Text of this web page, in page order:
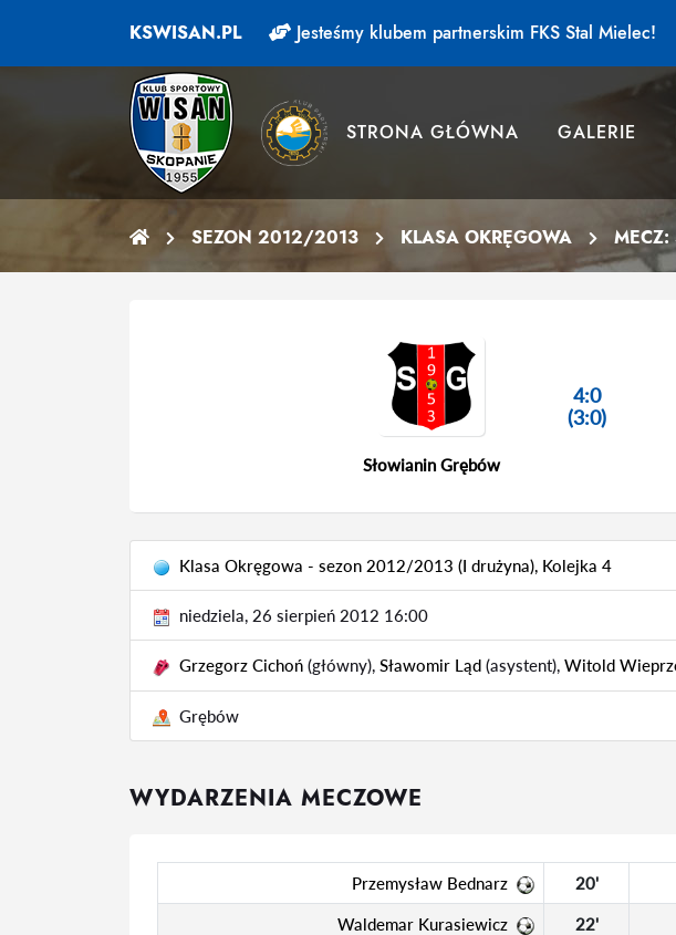
KSWISAN.PL Jesteśmy klubem partnerskim FKS Stal Mielec!
STRONA GŁÓWNA GALERIE
SEZON 2012/2013 KLASA OKRĘGOWA
4:0
(3:0)
Słowianin Grębów
Klasa Okręgowa - sezon 2012/2013 (I drużyna), Kolejka 4
niedziela, 26 sierpień 2012 16:00
Grzegorz Cichoń (główny), Sławomir Ląd (asystent), Witold
Grębów
WYDARZENIA MECZOWE
Przemysław Bednarz 20'
Waldemar Kurasiewicz 22'